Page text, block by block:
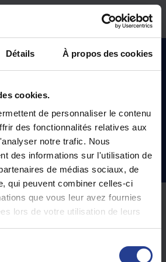
Détails À propos des cookies
cookies.
de personnaliser le contenu
des fonctionnalités relatives aux
notre trafic. Nous
des informations sur l'utilisation de
de médias sociaux, de
qui peuvent combiner celles-ci
que vous leur avez fournies
lors de votre utilisation de leurs
Vidéo Protection IP
Vidéosurveillance
WATCH